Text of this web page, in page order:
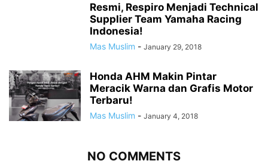
Resmi, Respiro Menjadi Technical
Supplier Team Yamaha Racing
Indonesia!
Mas Muslim - January 29, 2018
Honda AHM Makin Pintar
Meracik Warna dan Grafis Motor
Terbaru!
Mas Muslim - January 4, 2018
NO COMMENTS